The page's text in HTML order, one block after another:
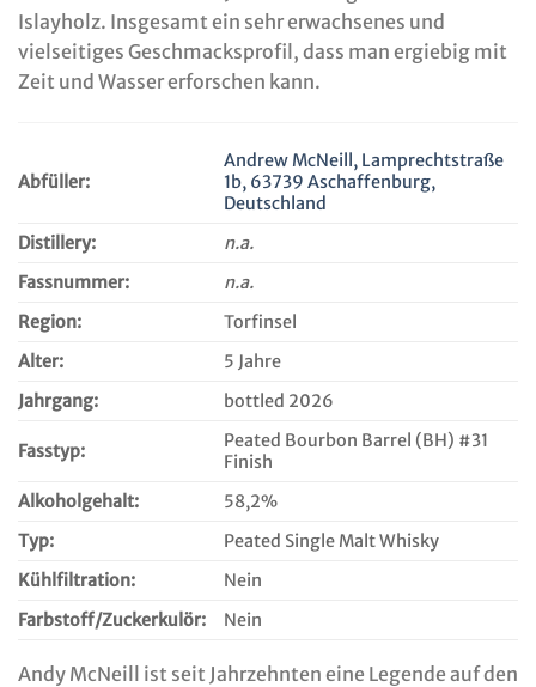
Islayholz. Insgesamt ein sehr erwachsenes und
vielseitiges Geschmacksprofil, dass man ergiebig mit
Zeit und Wasser erforschen kann.
Abfüller:
Andrew McNeill, Lamprechtstraße
1b, 63739 Aschaffenburg,
Deutschland
Distillery:
n.a.
Fassnummer:
n.a.
Region:
Torfinsel
Alter:
5 Jahre
Jahrgang:
bottled 2026
Fasstyp:
Peated Bourbon Barrel (BH) #31
Finish
Alkoholgehalt:
58,2%
Typ:
Peated Single Malt Whisky
Kühlfiltration:
Nein
Farbstoff/Zuckerkulör:
Nein
Andy McNeill ist seit Jahrzehnten eine Legende auf den